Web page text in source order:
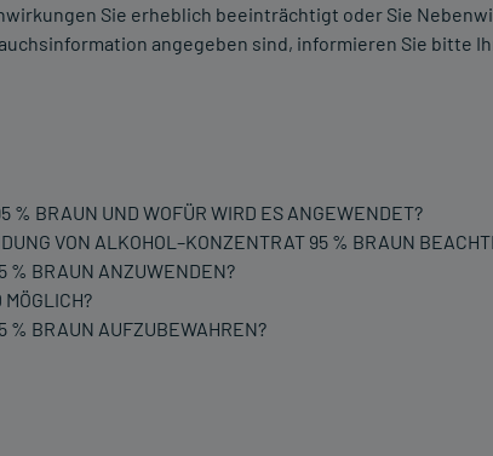
Sie erheblich beeinträchtigt oder Sie
angegeben sind, informieren Sie bitte
% BRAUN UND WOFÜR WIRD ES ANGEWENDET?
VON ALKOHOL–KONZENTRAT 95 % BRAUN
% BRAUN ANZUWENDEN?
% BRAUN AUFZUBEWAHREN?